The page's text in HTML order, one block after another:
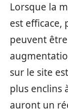
Lorsque la
est efficace,
peuvent
sur le site
plus enclins
auront un